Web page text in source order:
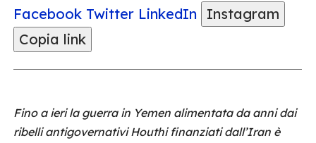
Facebook Twitter LinkedIn
Instagram
Copia link
Fino a ieri la guerra in Yemen alimentata da anni dai
ribelli antigovernativi Houthi finanziati dall’Iran è